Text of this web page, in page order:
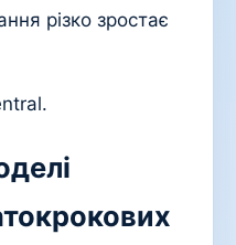
різко зростає